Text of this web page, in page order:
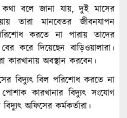
বলে জানা যায়, দুই মাসের
তারা মানবেতর জীবনযাপন
করতে না পারায় তাদের
করে দিয়েছেন বাড়িওয়ালারা।
কারখানায় অবস্থান করবেন।
বিদ্যুৎ বিল পরিশোধ করতে না
কারখানার বিদ্যুৎ সংযোগ
বিদ্যুৎ অফিসের কর্মকর্তারা।